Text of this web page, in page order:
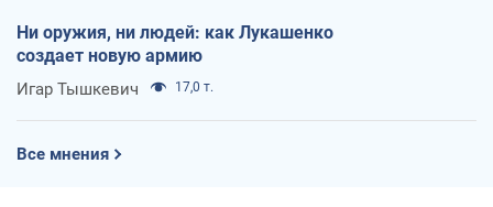
Ни оружия, ни людей: как Лукашенко
создает новую армию
Игар Тышкевич 17,0 т.
Все мнения